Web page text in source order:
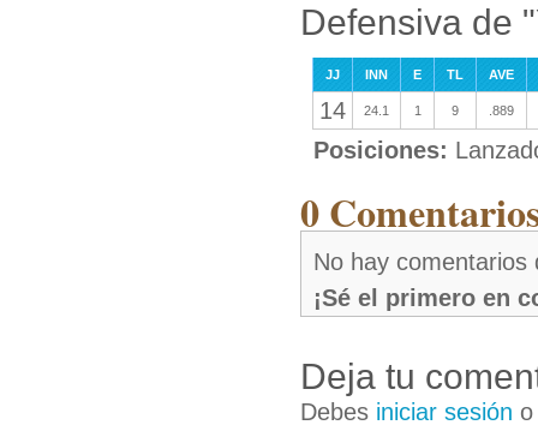
Defensiva de
JJ INN E TL AVE
14 24.1 1 9 .889
Posiciones:
0
No hay comentarios
¡Sé el primero en
Deja tu
Debes iniciar sesión